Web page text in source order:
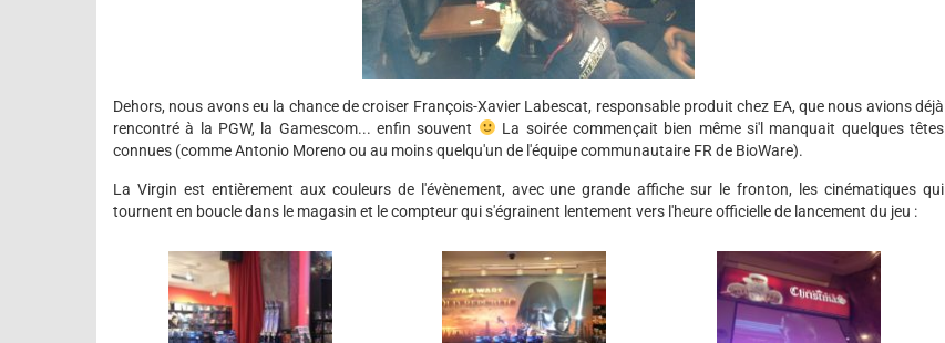
Dehors, nous avons eu la chance de croiser François-Xavier Labescat, responsable produit chez EA, que nous avions déjà
rencontré à la PGW, la Gamescom... enfin souvent
La soirée commençait bien même si'l manquait quelques têtes
connues (comme Antonio Moreno ou au moins quelqu'un de l'équipe communautaire FR de BioWare).
La Virgin est entièrement aux couleurs de l'évènement, avec une grande affiche sur le fronton, les cinématiques qui
tournent en boucle dans le magasin et le compteur qui s'égrainent lentement vers l'heure officielle de lancement du jeu :